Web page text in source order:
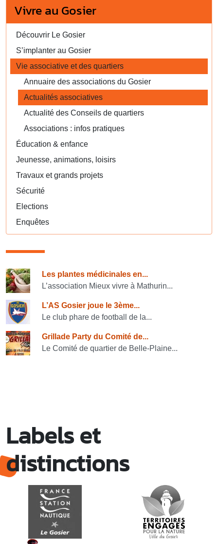
Vivre au Gosier
Découvrir Le Gosier
S’implanter au Gosier
Vie associative et des quartiers
Annuaire des associations du Gosier
Actualités associatives
Actualité des Conseils de quartiers
Associations : infos pratiques
Éducation & enfance
Jeunesse, animations, loisirs
Travaux et grands projets
Sécurité
Elections
Enquêtes
Consulter également
Les plantes médicinales en...
L’association Mieux vivre à Mathurin...
L’AS Gosier joue le 3ème...
Le club phare de football de la...
Grillade Party du Comité de...
Le Comité de quartier de Belle-Plaine...
Labels et
distinctions